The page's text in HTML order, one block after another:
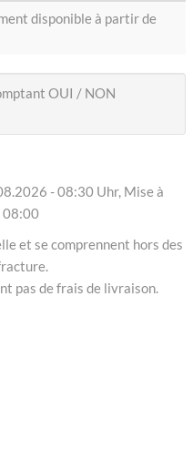
disponible à partir de
OUI / NON
- 08:30 Uhr, Mise à
08:00
et se comprennent hors des
pas de frais de livraison.